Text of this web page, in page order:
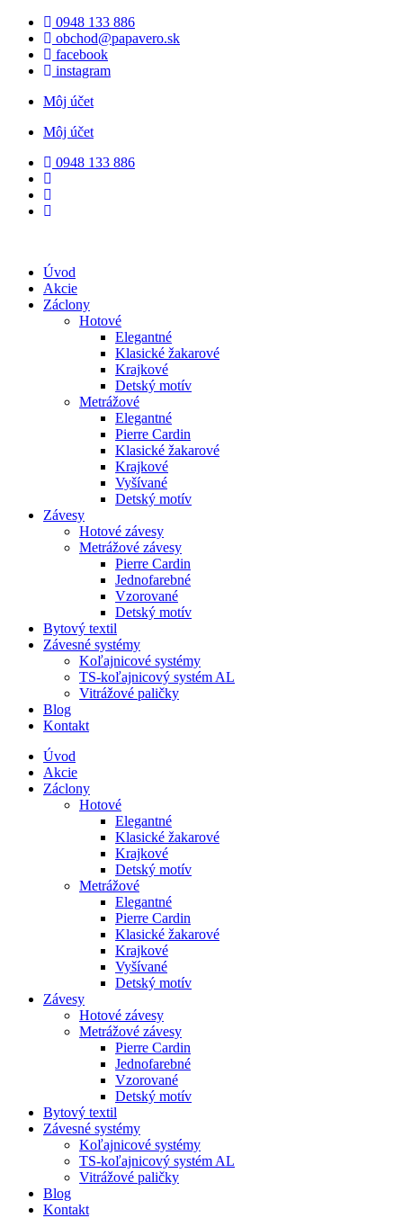
Preskočiť
obsah
0948 133 886
obchod@papavero.sk
facebook
instagram
Môj účet
Môj účet
0948 133 886
Úvod
Akcie
Záclony
Hotové
Elegantné
Klasické žakarové
Krajkové
Detský motív
Metrážové
Elegantné
Pierre Cardin
Klasické žakarové
Krajkové
Vyšívané
Detský motív
Závesy
Hotové závesy
Metrážové závesy
Pierre Cardin
Jednofarebné
Vzorované
Detský motív
Bytový textil
Závesné systémy
Koľajnicové systémy
TS-koľajnicový systém AL
Vitrážové paličky
Blog
Kontakt
Úvod
Akcie
Záclony
Hotové
Elegantné
Klasické žakarové
Krajkové
Detský motív
Metrážové
Elegantné
Pierre Cardin
Klasické žakarové
Krajkové
Vyšívané
Detský motív
Závesy
Hotové závesy
Metrážové závesy
Pierre Cardin
Jednofarebné
Vzorované
Detský motív
Bytový textil
Závesné systémy
Koľajnicové systémy
TS-koľajnicový systém AL
Vitrážové paličky
Blog
Kontakt